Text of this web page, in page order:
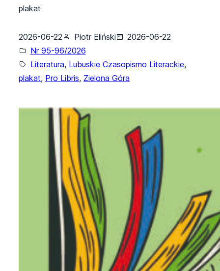
plakat
2026-06-22 Piotr Eliński
2026-06-22
Nr 95-96/2026
Literatura, Lubuskie Czasopismo Literackie,
plakat, Pro Libris, Zielona Góra